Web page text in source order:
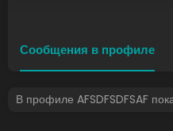
Сообщения в профиле
В профиле AFSDFSDFSAF